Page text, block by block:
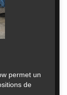
permet un
de